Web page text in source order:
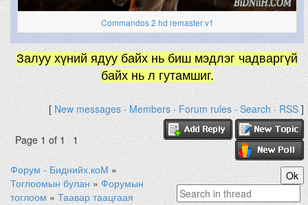
Commandos 2 hd remaster v1
Залуу хүний ядуу байх нь биш мэдлэг чадваргүй
байх нь л гутамшиг.
[New messages·Members·Forum rules·Search·RSS]
Page1of1 1
Форум - Биднийх.коМ »
Тоглоомын булан » Форумын
тоглоом » Таавар таацгаая